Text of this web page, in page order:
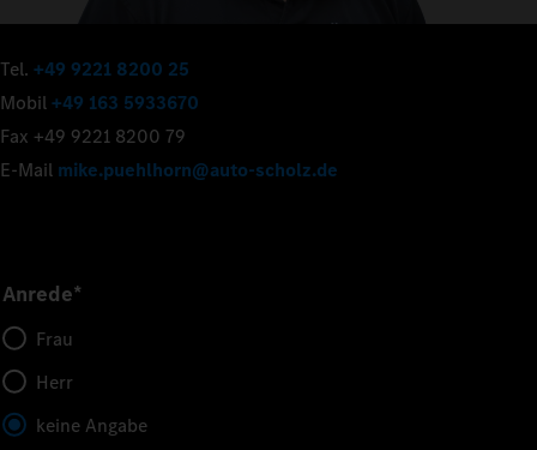
Tel. +49 9221 8200 25
Mobil+49 163 5933670
Fax +49 9221 8200 79
E-Mail mike.puehlhorn@auto-scholz.de
Anrede*
Frau
Herr
keine Angabe